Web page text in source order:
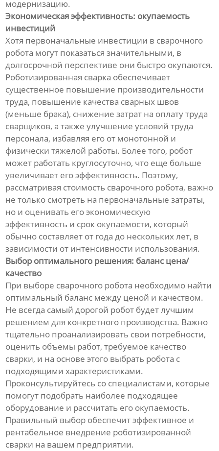
модернизацию.
Экономическая эффективность: окупаемость
инвестиций
Хотя первоначальные инвестиции в сварочного
робота могут показаться значительными, в
долгосрочной перспективе они быстро окупаются.
Роботизированная сварка обеспечивает
существенное повышение производительности
труда, повышение качества сварных швов
(меньше брака), снижение затрат на оплату труда
сварщиков, а также улучшение условий труда
персонала, избавляя его от монотонной и
физически тяжелой работы. Более того, робот
может работать круглосуточно, что еще больше
увеличивает его эффективность. Поэтому,
рассматривая стоимость сварочного робота, важно
не только смотреть на первоначальные затраты,
но и оценивать его экономическую
эффективность и срок окупаемости, который
обычно составляет от года до нескольких лет, в
зависимости от интенсивности использования.
Выбор оптимального решения: баланс цена/
качество
При выборе сварочного робота необходимо найти
оптимальный баланс между ценой и качеством.
Не всегда самый дорогой робот будет лучшим
решением для конкретного производства. Важно
тщательно проанализировать свои потребности,
оценить объемы работ, требуемое качество
сварки, и на основе этого выбрать робота с
подходящими характеристиками.
Проконсультируйтесь со специалистами, которые
помогут подобрать наиболее подходящее
оборудование и рассчитать его окупаемость.
Правильный выбор обеспечит эффективное и
рентабельное внедрение роботизированной
сварки на вашем предприятии.